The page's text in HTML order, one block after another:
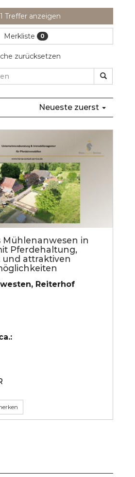
1 Treffer anzeigen
Merkliste 0
zurücksetzen
Neueste zuerst
Mühlenanwesen in
Pferdehaltung,
und attraktiven
Reiterhof